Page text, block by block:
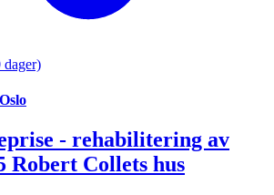
dager)
- rehabilitering av
Robert Collets hus